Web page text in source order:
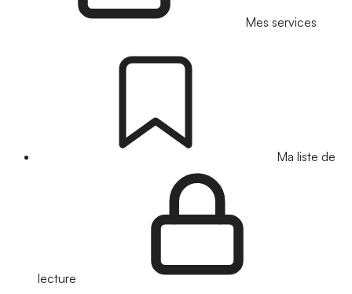
Mes services
Ma liste de
lecture